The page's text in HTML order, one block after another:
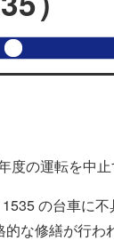
度の運転を中
の台車に
な修繕が行わ